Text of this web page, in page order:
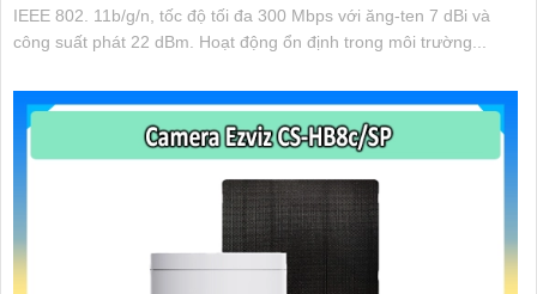
IEEE 802. 11b/g/n, tốc độ tối đa 300 Mbps với ăng-ten 7 dBi và
công suất phát 22 dBm. Hoạt động ổn định trong môi trường...